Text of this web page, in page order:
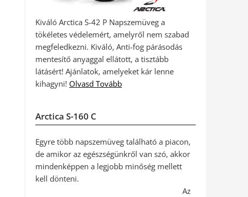
Kiváló Arctica S-42 P Napszemüveg a
tökéletes védelemért, amelyről nem szabad
megfeledkezni. Kiváló, Anti-fog párásodás
mentesítő anyaggal ellátott, a tisztább
látásért! Ajánlatok, amelyeket kár lenne
kihagyni! Olvasd Tovább
Arctica S-160 C
Egyre több napszemüveg található a piacon,
de amikor az egészségünkről van szó, akkor
mindenképpen a legjobb minőség mellett
kell dönteni.
Az